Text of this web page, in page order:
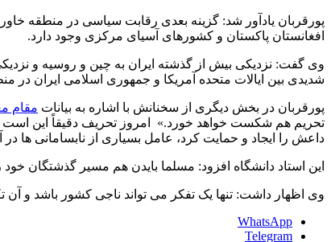
پورقربان یادآور شد: گزینه بعدی رقابت سیاسی در منطقه
افغانستان پاکستان و کشورهای آسیای مرکزی وجود دارد.
وی گفت: نزدیکی بیش از گذشته ایران به چین و روسیه و
شدیدی بین ایالات متحده آمریکا و جمهوری اسلامی ایران در
پورقربان‌ در بخش دیگری از سخنانش با اشاره به بیانات مقام
تحریم هم شکست خواهد خورد.» امروز تحریف دقیقاً این است
داعش را ایجاد و حمایت کرد، عامل بسیاری از نابسامانی ها
این استاد دانشگاه افزود: مسلما بایدن هم مسیر گذشتگان
وی اظهار داشت: تنها یک تفکر می تواند ناجی کشور باشد و
WhatsApp
Telegram